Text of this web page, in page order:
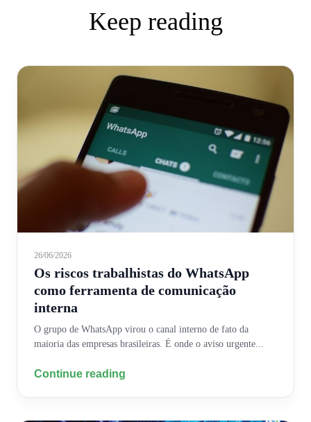
Keep reading
26/06/2026
Os riscos trabalhistas do WhatsApp
como ferramenta de comunicação
interna
O grupo de WhatsApp virou o canal interno de fato da
maioria das empresas brasileiras. É onde o aviso urgente...
Continue reading